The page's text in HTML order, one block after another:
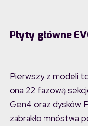
Płyty główne
Pierwszy z modeli
ona 22 fazową
Gen4 oraz dysków
zabrakło mnóstwa